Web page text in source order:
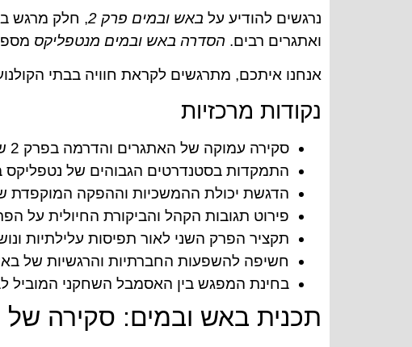
נרגשים להודיע על באש ובמים פרק 2
, חלק מרגש
ואתגרים רבים. הסדרה באש ובמים מנטפליקס
אנחנו איתכם, מתרגשים לקראת חוויה בבתי
נקודות מרכזיות
סקירה עמוקה של האתגרים והדרמה בפרק 2 של באש ובמים.
התמקדות בסטנדרטים הגבוהים של נטפליקס
הדגשת יכולת ההמשכיות וההפקה המוקפדת
פירוט תגובות הקהל והביקורת החיולית על
תקציר הפרק השני לאור תפיסות עלילתיות
חשיפה להשפעות החברתיות והרגשיות של
בחינת המפגש בין האסמבל השחקני המוביל
תכנית באש ובמים: סקירה